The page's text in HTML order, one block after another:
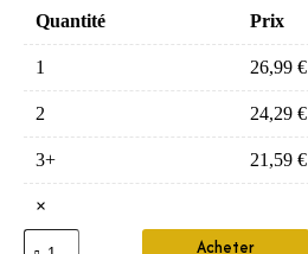
Quantité Prix
1 26,99 €
2 24,29 €
3+ 21,59 €
×
quantité
Acheter